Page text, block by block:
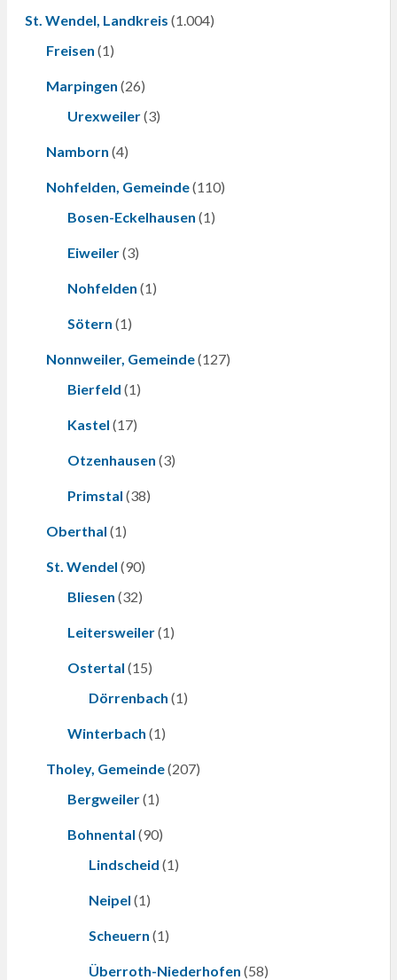
St. Wendel, Landkreis (1.004)
Freisen (1)
Marpingen (26)
Urexweiler(3)
Namborn (4)
Nohfelden, Gemeinde(110)
Bosen-Eckelhausen (1)
Eiweiler(3)
Nohfelden (1)
Sötern (1)
Nonnweiler, Gemeinde(127)
Bierfeld (1)
Kastel (17)
Otzenhausen (3)
Primstal (38)
Oberthal (1)
St. Wendel (90)
Bliesen (32)
Leitersweiler(1)
Ostertal (15)
Dörrenbach (1)
Winterbach (1)
Tholey, Gemeinde(207)
Bergweiler(1)
Bohnental (90)
Lindscheid (1)
Neipel (1)
Scheuern (1)
Überroth-Niederhofen (58)